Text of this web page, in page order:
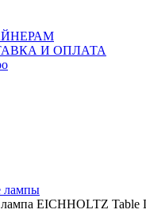
И ОПЛАТА
лампы
лампа EICHHOLTZ Table